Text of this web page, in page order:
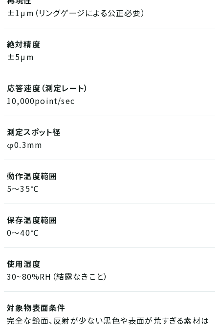
±1μm（リングゲージによる公正必要）
絶対精度
±5μm
応答速度（測定レート）
10,000point/sec
測定スポット径
φ0.3mm
動作温度範囲
5～35℃
保存温度範囲
0～40℃
使用湿度
30~80%RH（結露なきこと）
対象物表面条件
完全な鏡面、反射が少ない黒色や表面が荒すぎる素材は